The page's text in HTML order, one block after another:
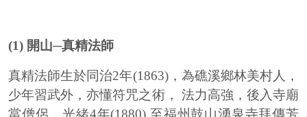
(1) 開山─真精法師
真精法師生於同治2年(1863)，為礁溪鄉林美村人，
少年習武外，亦懂符咒之術， 法力高強，後入寺廟
當僧侶，光緒4年(1880) 至福州鼓山湧泉寺拜傳芳